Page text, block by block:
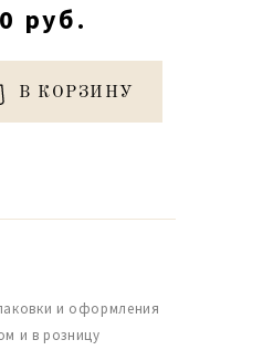
руб.
В КОРЗИНУ
и оформления
и в розницу